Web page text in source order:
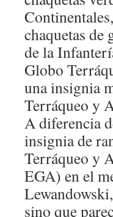
chaquetas
de la
Globo
una insignia
Terráqueo y
A diferencia
insignia de
Terráqueo y
EGA) en el
sino que